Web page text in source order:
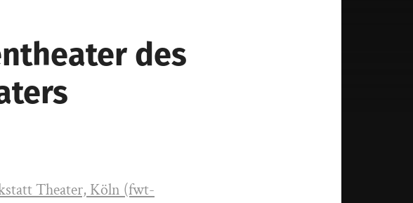
des
Theater, Köln (fwt-